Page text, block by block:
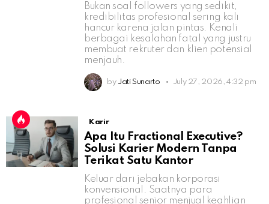
Bukan soal followers yang sedikit,
kredibilitas profesional sering kali
hancur karena jalan pintas. Kenali
berbagai kesalahan fatal yang justru
membuat rekruter dan klien potensial
menjauh.
by Jati Sunarto July 27, 2026, 4:32 pm
Karir
Apa Itu Fractional Executive?
Solusi Karier Modern Tanpa
Terikat Satu Kantor
Keluar dari jebakan korporasi
konvensional. Saatnya para
profesional senior menjual keahlian